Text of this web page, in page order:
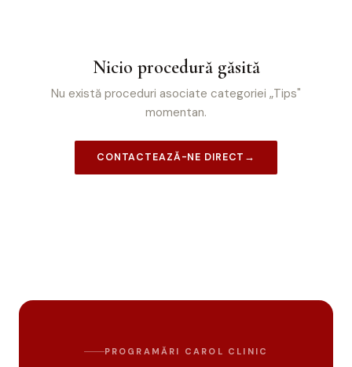
Nicio procedură găsită
Nu există proceduri asociate categoriei „Tips"
momentan.
CONTACTEAZĂ-NE DIRECT →
PROGRAMĂRI CAROL CLINIC